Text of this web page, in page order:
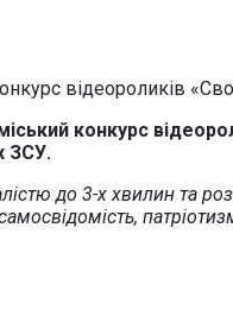
конкурс
ЗСУ.
до 3-х хвилин та